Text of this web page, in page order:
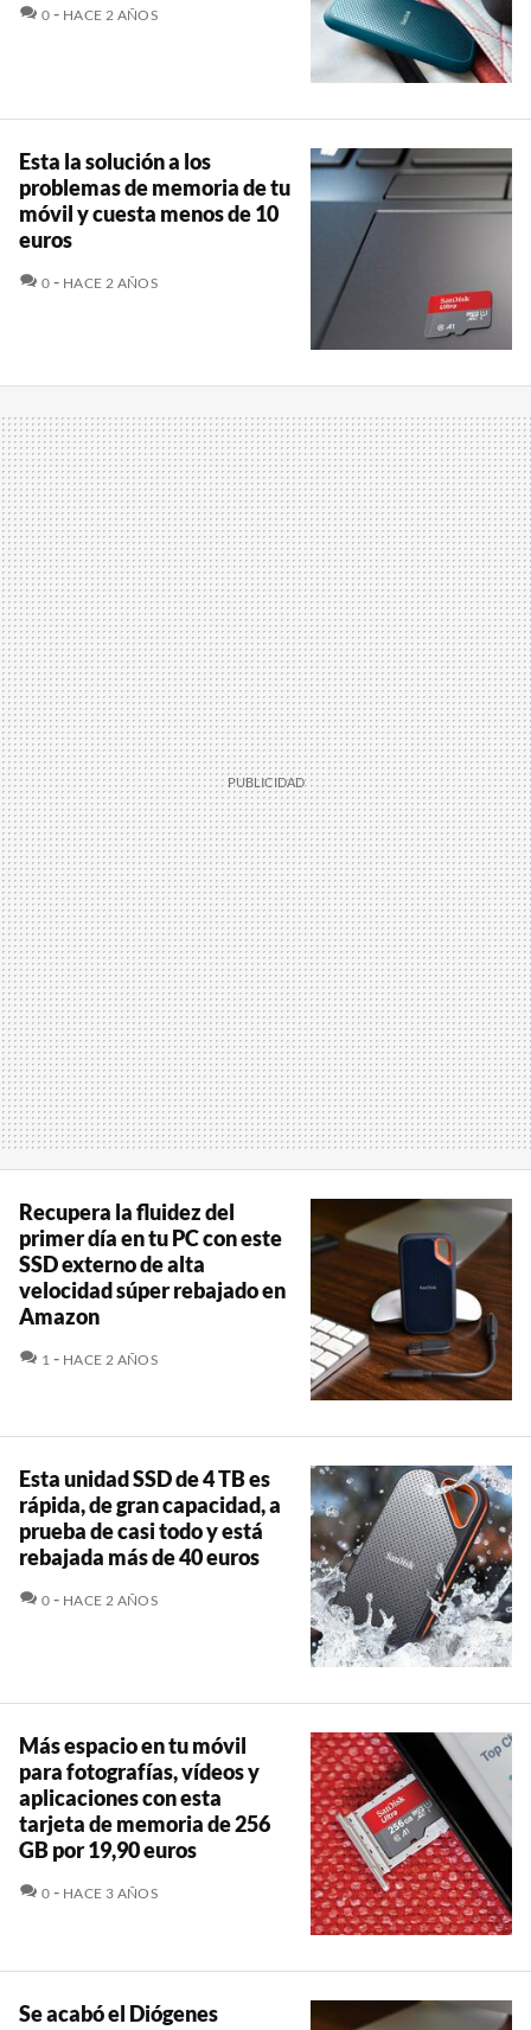
0 COMENTARIOS
HACE 2 AÑOS
Esta la solución a los
problemas de memoria de tu
móvil y cuesta menos de 10
euros
0 COMENTARIOS
HACE 2 AÑOS
Recupera la fluidez del
primer día en tu PC con este
SSD externo de alta
velocidad súper rebajado en
Amazon
1 COMENTARIOS
HACE 2 AÑOS
Esta unidad SSD de 4 TB es
rápida, de gran capacidad, a
prueba de casi todo y está
rebajada más de 40 euros
0 COMENTARIOS
HACE 2 AÑOS
Más espacio en tu móvil
para fotografías, vídeos y
aplicaciones con esta
tarjeta de memoria de 256
GB por 19,90 euros
0 COMENTARIOS
HACE 3 AÑOS
Se acabó el Diógenes